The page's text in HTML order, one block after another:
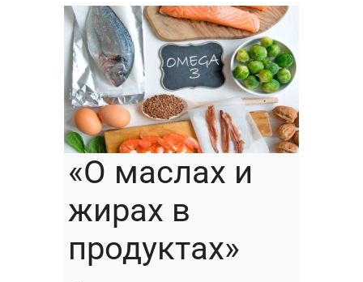
«О маслах и
жирах в
продуктах»